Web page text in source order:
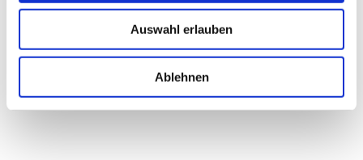
Auswahl erlauben
Ablehnen